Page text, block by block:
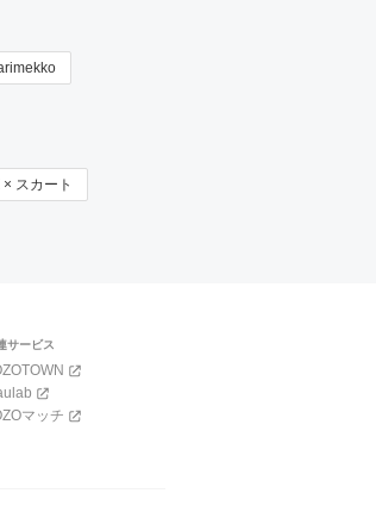
スカート
サービス
マッチ